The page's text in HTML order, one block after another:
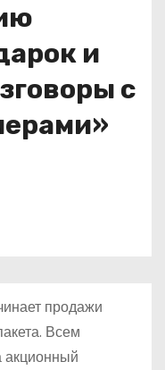
и
с
продажи
Всем
акционный